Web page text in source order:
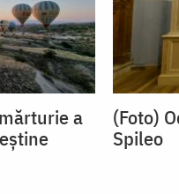
a
(Foto)
Spileo